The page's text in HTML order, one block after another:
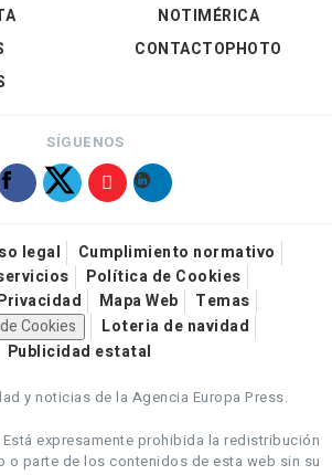
NOTIMÉRICA
CONTACTOPHOTO
SÍGUENOS
legal
Cumplimiento normativo
Política de Cookies
Mapa Web
Temas
Cookies
Loteria de navidad
Publicidad estatal
y noticias de la Agencia Europa Press.
Está expresamente prohibida la redistribución
o parte de los contenidos de esta web sin su